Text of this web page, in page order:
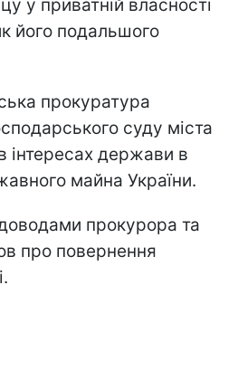
у приватній власності
його подальшого
прокуратура
суду міста
інтересах держави в
майна України.
прокурора та
про повернення